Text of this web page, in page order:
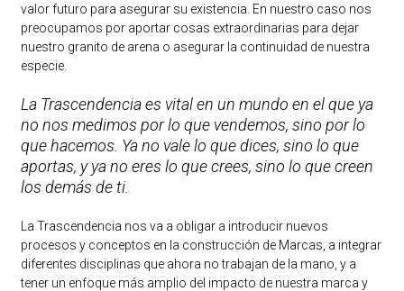
valor futuro para asegurar su existencia. En nuestro caso nos
preocupamos por aportar cosas extraordinarias para dejar
nuestro granito de arena o asegurar la continuidad de nuestra
especie.
La Trascendencia es vital en un mundo en el que ya
no nos medimos por lo que vendemos, sino por lo
que hacemos. Ya no vale lo que dices, sino lo que
aportas, y ya no eres lo que crees, sino lo que creen
los demás de ti.
La Trascendencia nos va a obligar a introducir nuevos
procesos y conceptos en la construcción de Marcas, a integrar
diferentes disciplinas que ahora no trabajan de la mano, y a
tener un enfoque más amplio del impacto de nuestra marca y